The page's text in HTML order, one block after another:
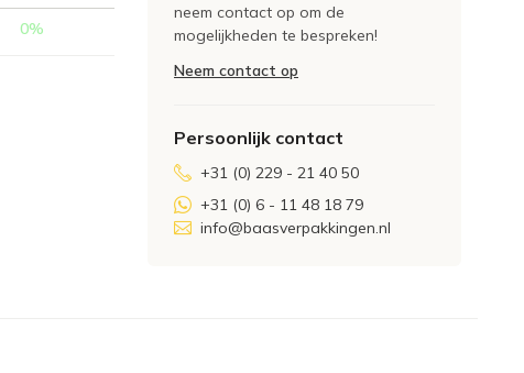
0%
neem contact op om de
mogelijkheden te bespreken!
Neem contact op
Persoonlijk contact
+31 (0) 229 - 21 40 50
+31 (0) 6 - 11 48 18 79
info@baasverpakkingen.nl